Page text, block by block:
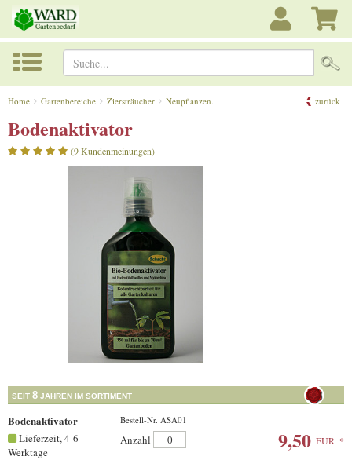
Suche...
Home Gartenbereiche Ziersträucher Neupflanzen. zurück
Bodenaktivator
(9 Kundenmeinungen)
SEIT 8 JAHREN IM SORTIMENT
Bodenaktivator Bestell-Nr. ASA01
Lieferzeit, 4-6
Werktage
Anzahl 9,50 EUR *